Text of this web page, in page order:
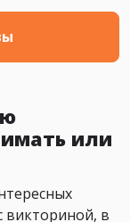
или
в